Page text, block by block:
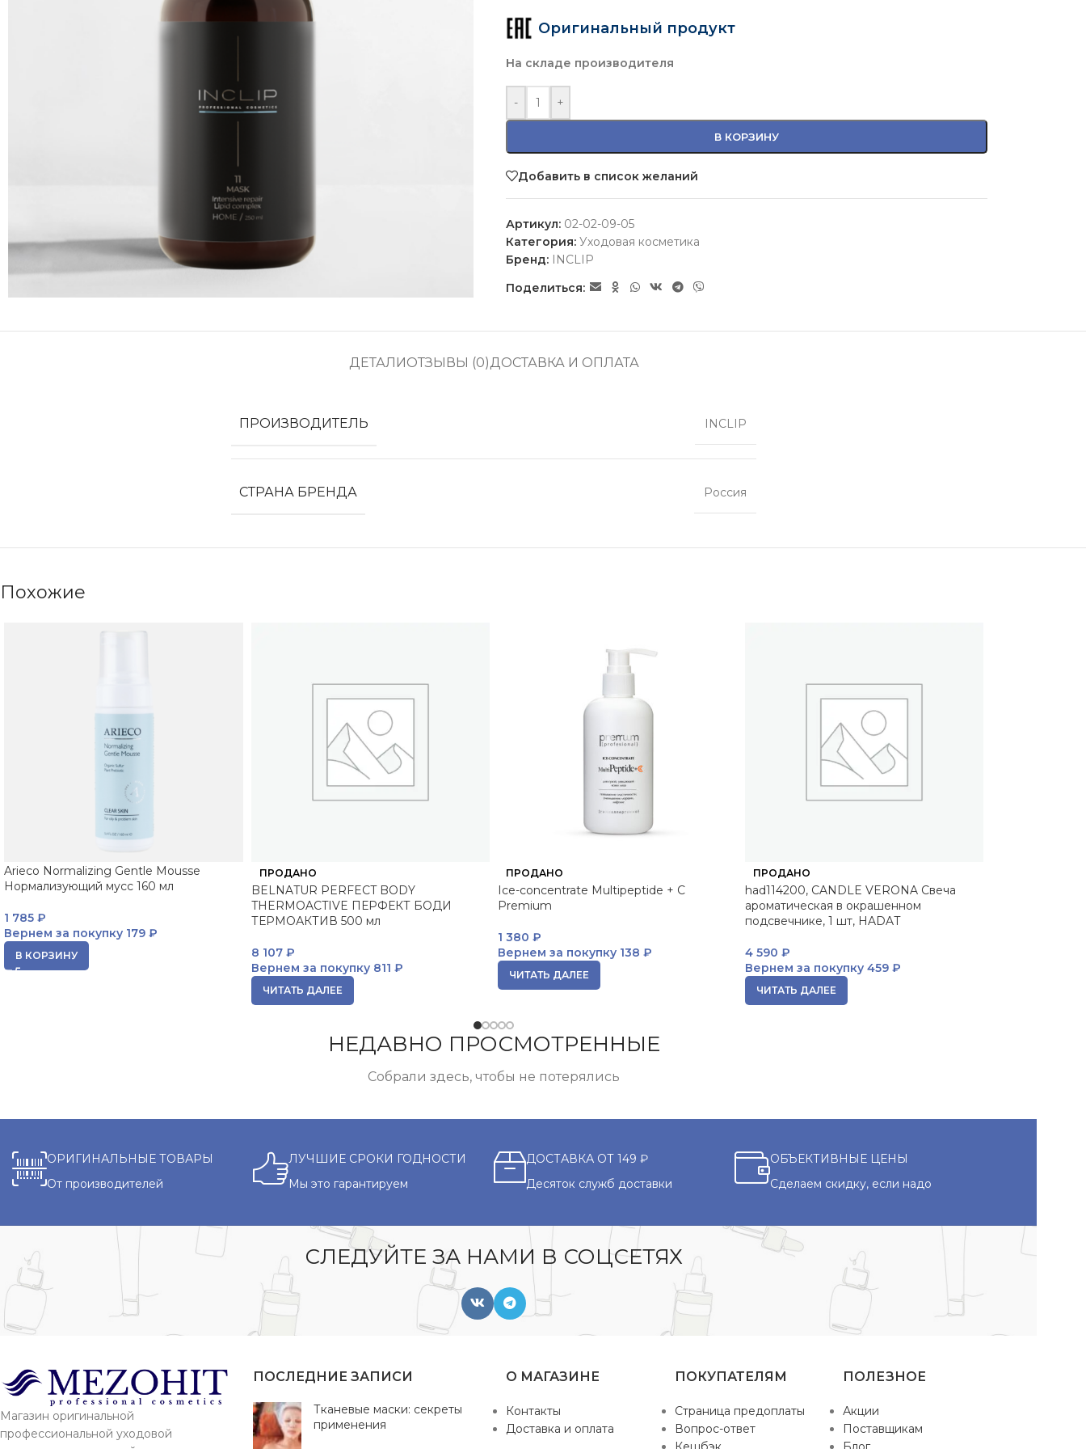
Оригинальный продукт
На складе производителя
- +
В КОРЗИНУ
Добавить в список желаний
Артикул: 02-02-09-05
Категория: Уходовая косметика
Бренд: INCLIP
Поделиться:
ДЕТАЛИОТЗЫВЫ (0)ДОСТАВКА И ОПЛАТА
ПРОИЗВОДИТЕЛЬ INCLIP
СТРАНА БРЕНДА Россия
Похожие
Arieco Normalizing Gentle Mousse
Нормализующий мусс 160 мл
1 785 ₽
Вернем за покупку 179 ₽
В КОРЗИНУ
ПРОДАНО
BELNATUR PERFECT BODY
THERMOACTIVE ПЕРФЕКТ БОДИ
ТЕРМОАКТИВ 500 мл
8 107 ₽
Вернем за покупку811 ₽
ЧИТАТЬ ДАЛЕЕ
ПРОДАНО
Ice-concentrate Multipeptide + C
Premium
1 380 ₽
Вернем за покупку 138 ₽
ЧИТАТЬ ДАЛЕЕ
ПРОДАНО
had114200, CANDLE VERONA Свеча
ароматическая в окрашенном
подсвечнике, 1 шт, HADAT
4 590 ₽
Вернем за покупку459 ₽
ЧИТАТЬ ДАЛЕЕ
НЕДАВНО ПРОСМОТРЕННЫЕ
Собрали здесь, чтобы не потерялись
ОРИГИНАЛЬНЫЕ ТОВАРЫ
От производителей
ЛУЧШИЕ СРОКИ ГОДНОСТИ
Мы это гарантируем
ДОСТАВКА ОТ 149 ₽
Десяток служб доставки
ОБЪЕКТИВНЫЕ ЦЕНЫ
Сделаем скидку, если надо
СЛЕДУЙТЕ ЗА НАМИ В СОЦСЕТЯХ
Магазин оригинальной
профессиональной уходовой
ПОСЛЕДНИЕ ЗАПИСИ
Тканевые маски: секреты
применения
О МАГАЗИНЕ
Контакты
Доставка и оплата
ПОКУПАТЕЛЯМ
Страница предоплаты
Вопрос-ответ
ПОЛЕЗНОЕ
Акции
Поставщикам